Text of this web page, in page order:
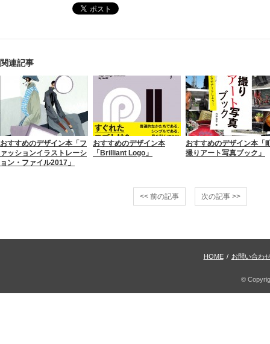
関連記事
おすすめのデザイン本「フ
ァッションイラストレーシ
ョン・ファイル2017」
おすすめのデザイン本
「Brilliant Logo」
おすすめのデザイン本「
撮りアート写真ブック」
<< 前の記事 次の記事 >>
HOME / お問い合わ
©